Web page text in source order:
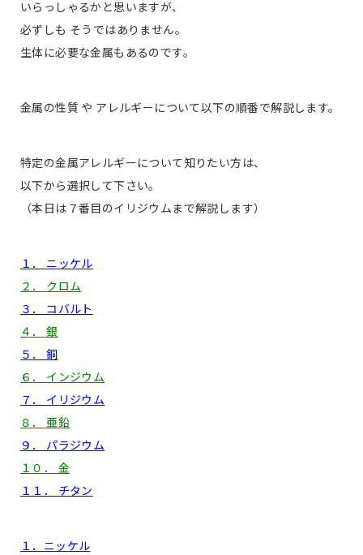
いらっしゃるかと思いますが、
必ずしも そうではありません。
生体に必要な金属もあるのです。
金属の性質 や アレルギーについて以下の順番で解説します。
特定の金属アレルギーについて知りたい方は、
以下から選択して下さい。
（本日は７番目のイリジウムまで解説します）
１． ニッケル
２． クロム
３． コバルト
４． 銀
５． 銅
６． インジウム
７． イリジウム
８． 亜鉛
９． パラジウム
１０． 金
１１． チタン
１．ニッケル